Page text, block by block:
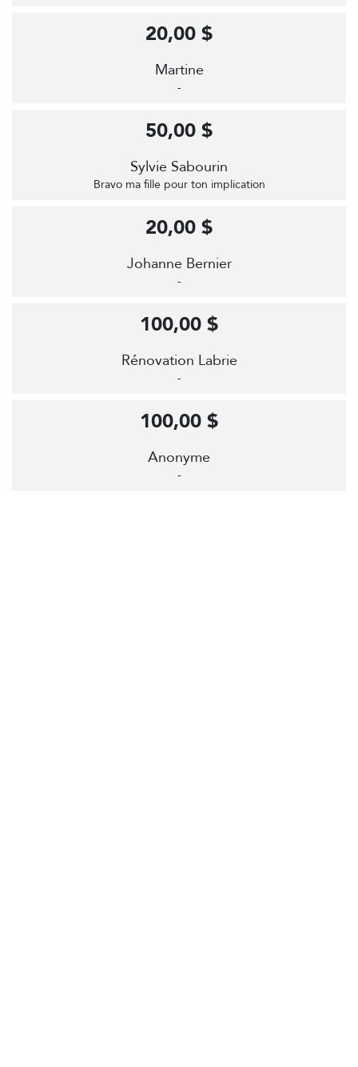
Martine
-
20,00 $
Sylvie Sabourin
Bravo ma fille pour ton implication
50,00 $
Johanne Bernier
-
20,00 $
Rénovation Labrie
-
100,00 $
Anonyme
-
100,00 $